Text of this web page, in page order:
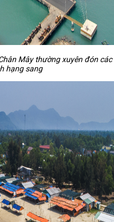
Mây thường xuyên đón
hạng sang